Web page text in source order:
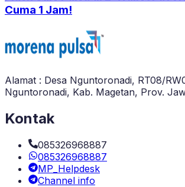
Cuma 1 Jam!
Alamat : Desa Nguntoronadi, RT08/
Nguntoronadi, Kab. Magetan, Prov.
Kontak
085326968887
085326968887
MP_Helpdesk
Channel info